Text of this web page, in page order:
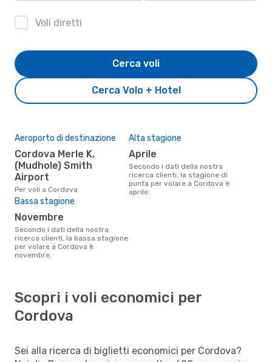
Voli diretti
Cerca Volo + Hotel
Cerca voli
Aeroporto di destinazione
Cordova Merle K.
(Mudhole) Smith
Airport
Per voli a Cordova
Alta stagione
aprile
Secondo i dati della nostra
ricerca clienti, la stagione di
punta per volare a Cordova è
aprile.
Bassa stagione
novembre
Secondo i dati della nostra
ricerca clienti, la bassa stagione
per volare a Cordova è
novembre.
Scopri i voli economici per
Cordova
Sei alla ricerca di biglietti economici per Cordova?